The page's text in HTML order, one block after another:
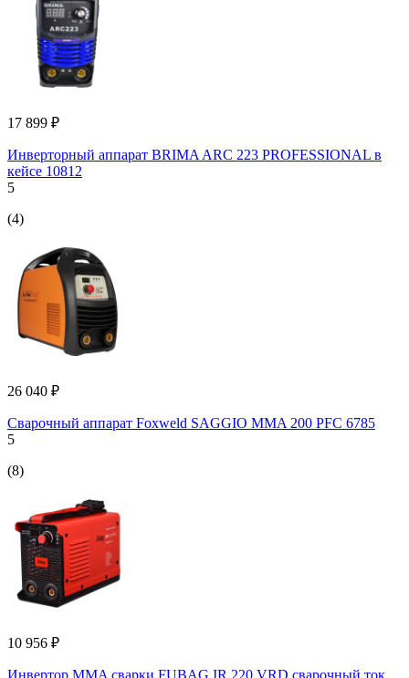
17 899 ₽
Инверторный аппарат BRIMA ARC 223 PROFESSIONAL в
кейсе 10812
5
(4)
26 040 ₽
Сварочный аппарат Foxweld SAGGIO MMA 200 PFC 6785
5
(8)
10 956 ₽
Инвертор MMA сварки FUBAG IR 220 VRD сварочный ток